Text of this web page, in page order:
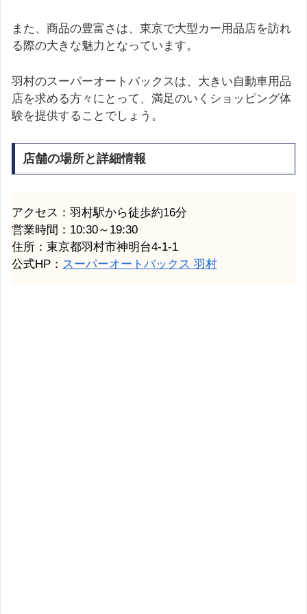
また、商品の豊富さは、東京で大型カー用品店を訪れ
る際の大きな魅力となっています。
羽村のスーパーオートバックスは、大きい自動車用品
店を求める方々にとって、満足のいくショッピング体
験を提供することでしょう。
店舗の場所と詳細情報
アクセス：羽村駅から徒歩約16分
営業時間：10:30～19:30
住所：東京都羽村市神明台4-1-1
公式HP： スーパーオートバックス 羽村